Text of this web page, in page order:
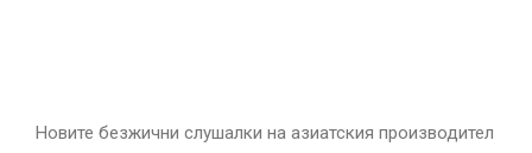
Новите безжични слушалки на азиатския производител